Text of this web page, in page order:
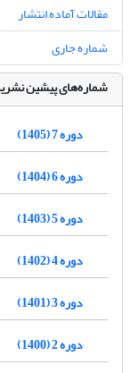
مقالات آماده انتشار
شماره جاری
شماره‌های پیشین
دوره 7 (1405)
دوره 6 (1404)
دوره 5 (1403)
دوره 4 (1402)
دوره 3 (1401)
دوره 2 (1400)